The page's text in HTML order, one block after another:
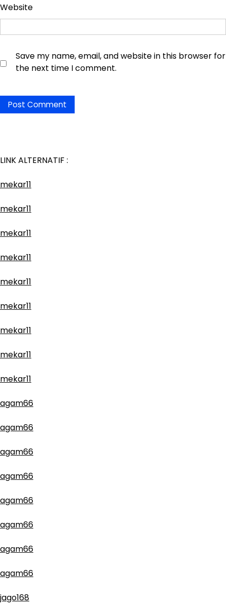
Website
Save my name, email, and website in this browser for
the next time I comment.
LINK ALTERNATIF :
mekar11
mekar11
mekar11
mekar11
mekar11
mekar11
mekar11
mekar11
mekar11
agam66
agam66
agam66
agam66
agam66
agam66
agam66
agam66
jago168